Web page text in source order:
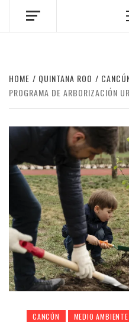
HOME QUINTANA ROO
PROGRAMA DE ARBORIZACIÓN
CANCÚN MEDIO AMBIENTE